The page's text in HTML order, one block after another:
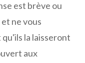
est brève ou
ne vous
la laisseront
aux